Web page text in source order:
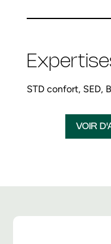
STD confort, SED,
VOIR